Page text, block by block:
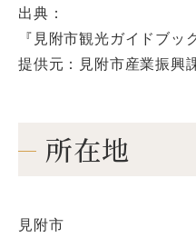
出典：
『見附市観光ガイドブッ
提供元：見附市産業振
所在地
見附市